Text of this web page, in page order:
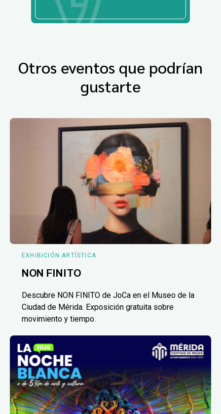
Otros eventos que podrían
gustarte
EXHIBICIÓN ARTÍSTICA
NON FINITO
Descubre NON FINITO de JoCa en el Museo de la
Ciudad de Mérida. Exposición gratuita sobre
movimiento y tiempo.